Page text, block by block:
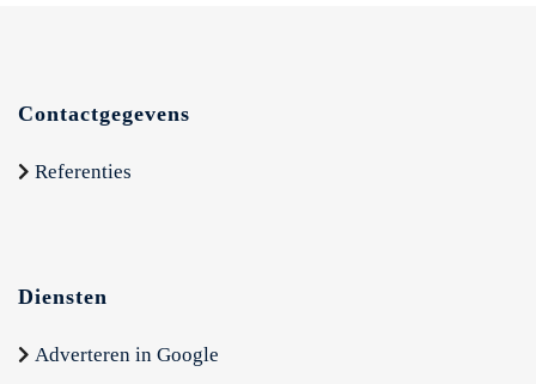
Contactgegevens
Referenties
Diensten
Adverteren in Google